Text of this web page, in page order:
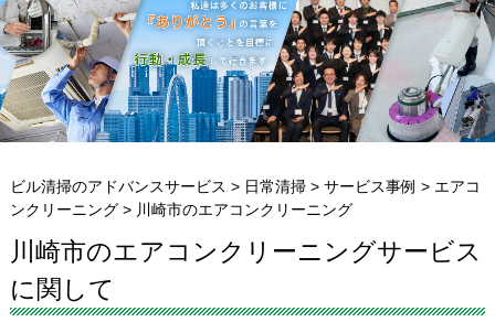
ビル清掃のアドバンスサービス > 日常清掃> サービス事例 > エアコ
ンクリーニング> 川崎市のエアコンクリーニング
川崎市のエアコンクリーニングサービス
に関して